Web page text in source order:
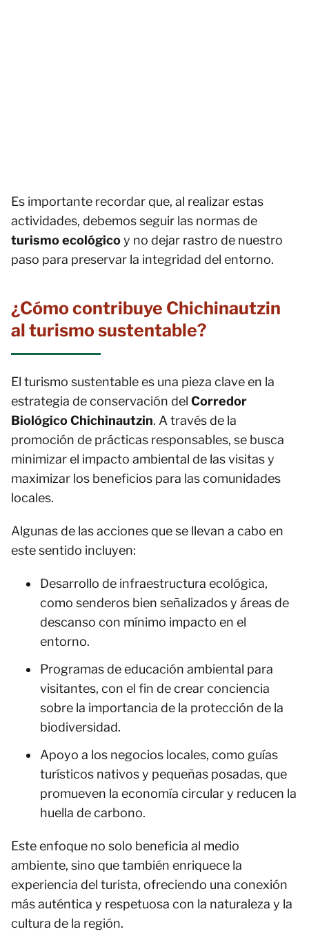
Es importante recordar que, al realizar estas
actividades, debemos seguir las normas de
turismo ecológicoy no dejar rastro de nuestro
paso para preservar la integridad del entorno.
¿Cómo contribuye Chichinautzin
al turismo sustentable?
El turismo sustentable es una pieza clave en la
estrategia de conservación del Corredor
Biológico Chichinautzin. A través de la
promoción de prácticas responsables, se busca
minimizar el impacto ambiental de las visitas y
maximizar los beneficios para las comunidades
locales.
Algunas de las acciones que se llevan a cabo en
este sentido incluyen:
Desarrollo de infraestructura ecológica,
como senderos bien señalizados y áreas de
descanso con mínimo impacto en el
entorno.
Programas de educación ambiental para
visitantes, con el fin de crear conciencia
sobre la importancia de la protección de la
biodiversidad.
Apoyo a los negocios locales, como guías
turísticos nativos y pequeñas posadas, que
promueven la economía circular y reducen la
huella de carbono.
Este enfoque no solo beneficia al medio
ambiente, sino que también enriquece la
experiencia del turista, ofreciendo una conexión
más auténtica y respetuosa con la naturaleza y la
cultura de la región.